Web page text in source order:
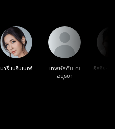
มารี เบรินเนอร์
เทพหัสดิน ณ
อยุธยา
อิสริยะ